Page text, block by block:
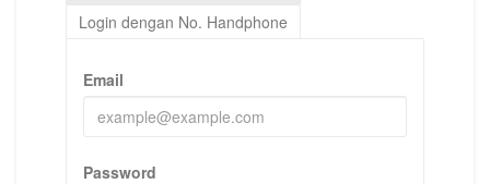
Login dengan No. Handphone
Email
Password